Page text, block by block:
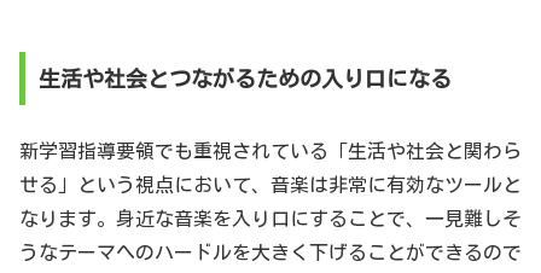
生活や社会とつながるための入り口になる
新学習指導要領でも重視されている「生活や社会と関わら
せる」という視点において、音楽は非常に有効なツールと
なります。身近な音楽を入り口にすることで、一見難しそ
うなテーマへのハードルを大きく下げることができるので